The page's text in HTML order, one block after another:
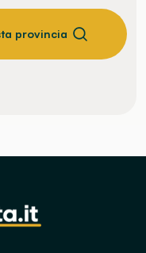
provincia